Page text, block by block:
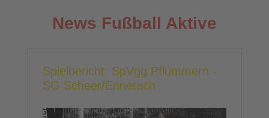
News Fußball Aktive
Spielbericht: SpVgg Pflummern -
SG Scheer/Ennetach